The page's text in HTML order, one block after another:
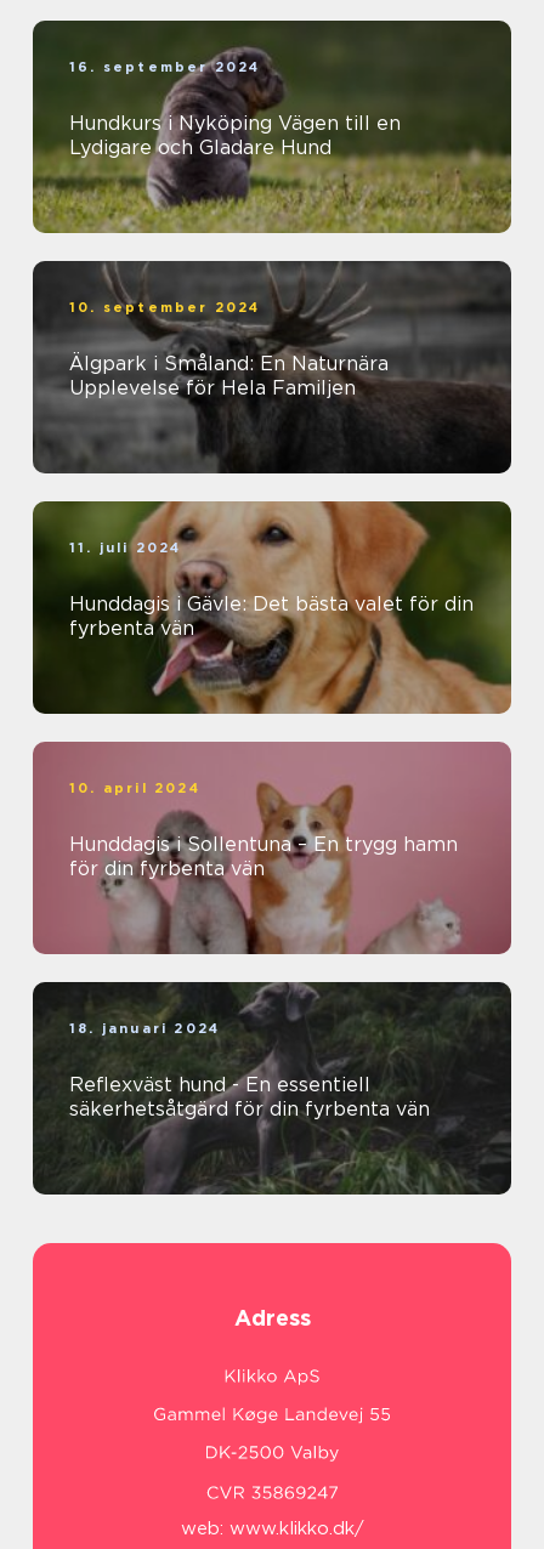
16. september 2024
Hundkurs i Nyköping Vägen till en
Lydigare och Gladare Hund
10. september 2024
Älgpark i Småland: En Naturnära
Upplevelse för Hela Familjen
11. juli 2024
Hunddagis i Gävle: Det bästa valet för din
fyrbenta vän
10. april 2024
Hunddagis i Sollentuna – En trygg hamn
för din fyrbenta vän
18. januari 2024
Reflexväst hund - En essentiell
säkerhetsåtgärd för din fyrbenta vän
Adress
web: www.klikko.dk/